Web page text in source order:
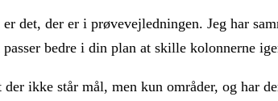
det, der er i prøvevejledningen. Jeg har
bedre i din plan at skille kolonnerne
der ikke står mål, men kun områder, og har